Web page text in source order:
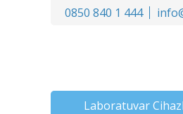
0850 840 1 444
Laboratuvar